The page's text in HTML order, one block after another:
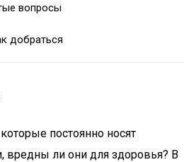
вопросы
добраться
постоянно носят
вредны ли они для здоровья? В